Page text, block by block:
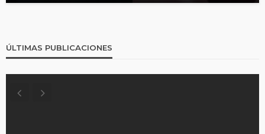
ÚLTIMAS PUBLICACIONES